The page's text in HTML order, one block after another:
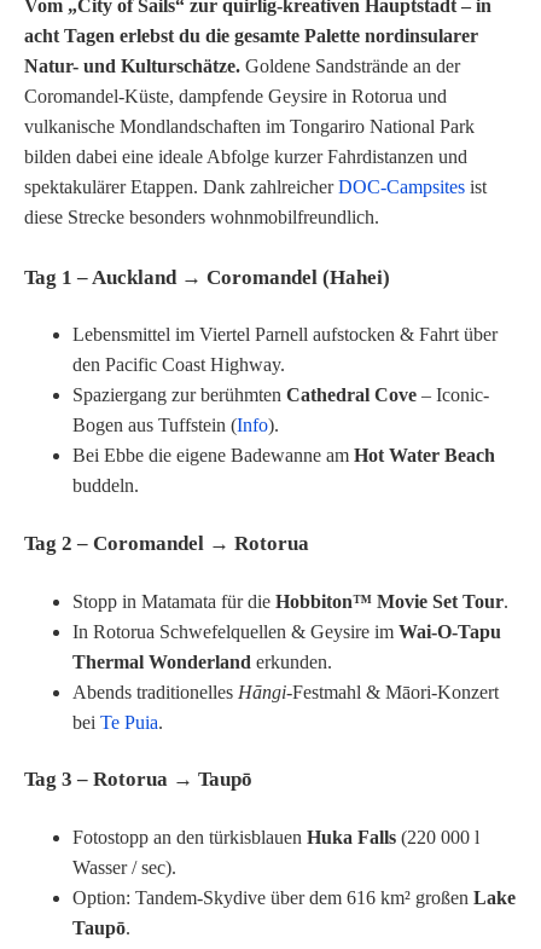
Vom „City of Sails“ zur quirlig-kreativen Hauptstadt – in
acht Tagen erlebst du die gesamte Palette nordinsularer
Natur- und Kulturschätze. Goldene Sandstrände an der
Coromandel-Küste, dampfende Geysire in Rotorua und
vulkanische Mondlandschaften im Tongariro National Park
bilden dabei eine ideale Abfolge kurzer Fahrdistanzen und
spektakulärer Etappen. Dank zahlreicherDOC-Campsites ist
diese Strecke besonders wohnmobilfreundlich.
Tag 1 – Auckland → Coromandel (Hahei)
Lebensmittel im Viertel Parnell aufstocken & Fahrt über
den Pacific Coast Highway.
Spaziergang zur berühmten Cathedral Cove – Iconic-
Bogen aus Tuffstein (Info).
Bei Ebbe die eigene Badewanne am Hot Water Beach
buddeln.
Tag 2 – Coromandel → Rotorua
Stopp in Matamata für die Hobbiton™ Movie Set Tour.
In Rotorua Schwefelquellen & Geysire im Wai-O-Tapu
Thermal Wonderland erkunden.
Abends traditionelles Hāngi-Festmahl & Māori-Konzert
bei Te Puia.
Tag 3 – Rotorua → Taupō
Fotostopp an den türkisblauen Huka Falls (220 000 l
Wasser / sec).
Option: Tandem-Skydive über dem 616 km² großen Lake
Taupō.